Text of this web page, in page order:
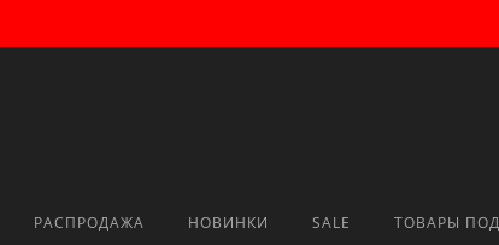
РАСПРОДАЖА НОВИНКИ SALE ТОВАРЫ